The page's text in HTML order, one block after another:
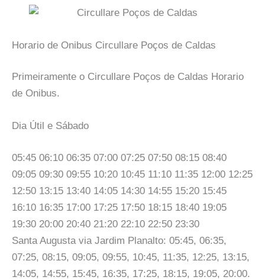
Horario de Onibus Circullare Poços de Caldas
Primeiramente o Circullare Poços de Caldas Horario
de Onibus.
Dia Útil e Sábado
05:45 06:10 06:35 07:00 07:25 07:50 08:15 08:40
09:05 09:30 09:55 10:20 10:45 11:10 11:35 12:00 12:25
12:50 13:15 13:40 14:05 14:30 14:55 15:20 15:45
16:10 16:35 17:00 17:25 17:50 18:15 18:40 19:05
19:30 20:00 20:40 21:20 22:10 22:50 23:30
Santa Augusta via Jardim Planalto: 05:45, 06:35,
07:25, 08:15, 09:05, 09:55, 10:45, 11:35, 12:25, 13:15,
14:05, 14:55, 15:45, 16:35, 17:25, 18:15, 19:05, 20:00.